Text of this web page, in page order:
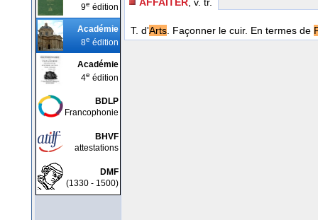
9e édition
Académie
8e édition
Académie
4e édition
BDLP
Francophonie
BHVF
attestations
DMF
(1330 - 1500)
T. d'Arts. Façonner le cuir. En termes de